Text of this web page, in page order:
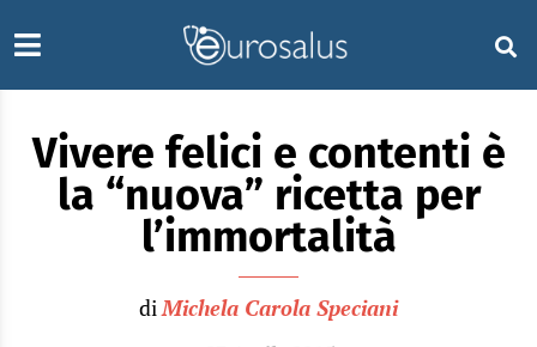
Vivere felici e contenti è
la “nuova” ricetta per
l’immortalità
diMichela Carola Speciani